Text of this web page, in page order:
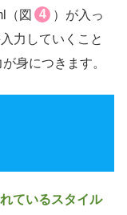
（図 4
）が入っ
力していくこと
身につきます。
ているスタイル